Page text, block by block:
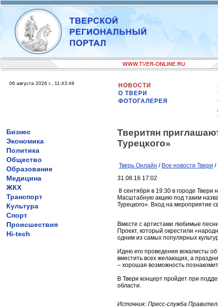
06 августа 2026 г., 11:43:49
НОВОСТИ
О ТВЕРИ
ФОТОГАЛЕРЕЯ
Бизнес
Экономика
Политика
Общество
Образование
Медицина
ЖКХ
Транспорт
Культура
Спорт
Происшествия
Hi-tech
Тверитян
Турецкого»
Тверь Онлайн / Все новости Твери /
31.08.16 17:02
8 сентября в 19:30 в городе
Масштабную акцию под таким
Турецкого». Вход на мероприятие
Вместе с артистами любимые
Проект, который окрестили
одним из самых популярных
Идею его проведения вокалисты
вместить всех желающих, а
– хорошая возможность
В Твери концерт пройдет при
области.
Источник: Пресс-служба